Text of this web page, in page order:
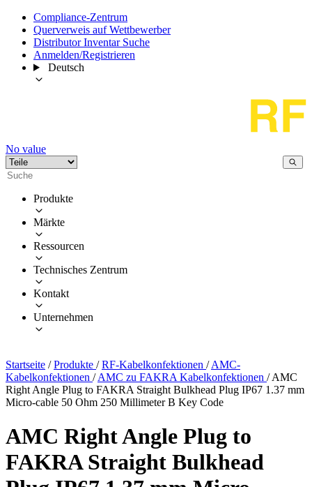
Compliance-Zentrum
Querverweis auf Wettbewerber
Distributor Inventar Suche
Anmelden/Registrieren
Deutsch
No value
Produkte
Märkte
Ressourcen
Technisches Zentrum
Kontakt
Unternehmen
Startseite / Produkte / RF-Kabelkonfektionen / AMC-
Kabelkonfektionen / AMC zu FAKRA Kabelkonfektionen / AMC
Right Angle Plug to FAKRA Straight Bulkhead Plug IP67 1.37 mm
Micro-cable 50 Ohm 250 Millimeter B Key Code
AMC Right Angle Plug to
FAKRA Straight Bulkhead